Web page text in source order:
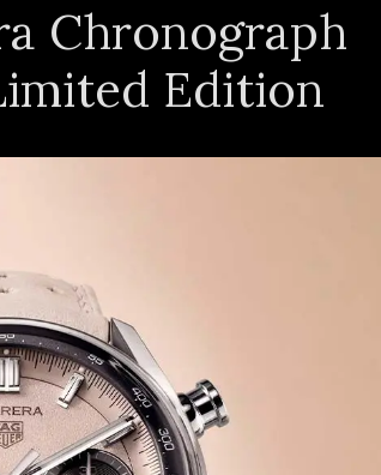
Chronograph
Edition